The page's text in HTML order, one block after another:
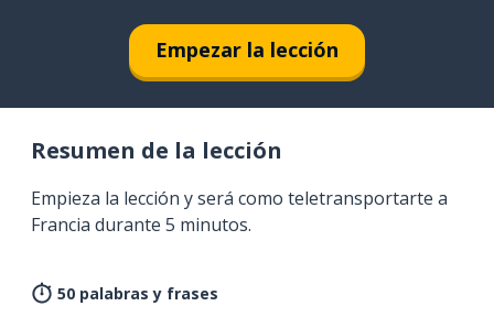
Empezar la lección
Resumen de la lección
Empieza la lección y será como teletransportarte a
Francia durante 5 minutos.
50 palabras y frases